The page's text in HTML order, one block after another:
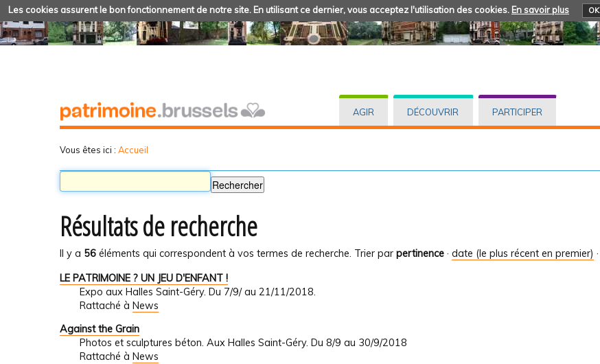
Les cookies assurent le bon fonctionnement de notre site. En utilisant ce dernier, vous acceptez l'utilisation des cookies. En savoir plus OK
AGIR DÉCOUVRIR PARTICIPER
Vous êtes ici : Accueil
Résultats de recherche
Il y a 56 éléments qui correspondent à vos termes de recherche. Trier par pertinence · date (le plus récent en premier) ·
LE PATRIMOINE ? UN JEU D'ENFANT !
Expo aux Halles Saint-Géry. Du 7/9/ au 21/11/2018.
Rattaché à News
Against the Grain
Photos et sculptures béton. Aux Halles Saint-Géry. Du 8/9 au 30/9/2018
Rattaché à News